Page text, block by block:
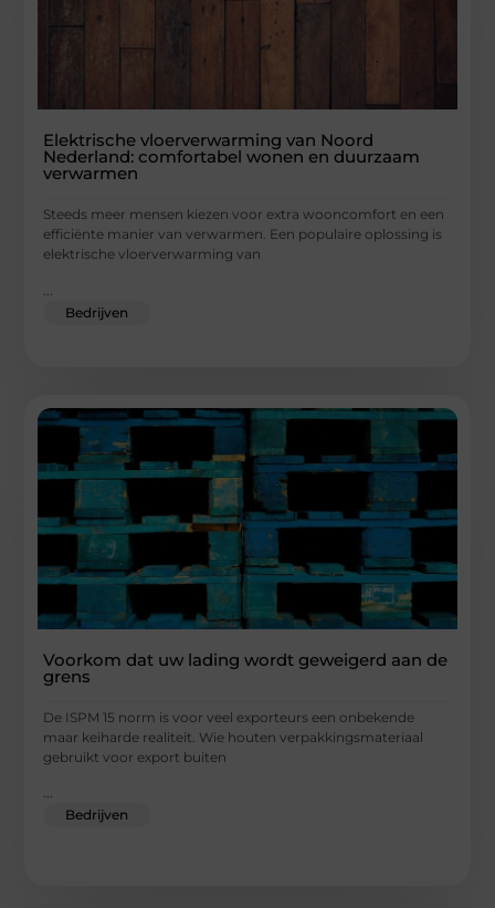
Elektrische vloerverwarming van Noord
Nederland: comfortabel wonen en duurzaam
verwarmen
Steeds meer mensen kiezen voor extra wooncomfort en een
efficiënte manier van verwarmen. Een populaire oplossing is
elektrische vloerverwarming van
Bedrijven
Voorkom dat uw lading wordt geweigerd aan de
grens
De ISPM 15 norm is voor veel exporteurs een onbekende
maar keiharde realiteit. Wie houten verpakkingsmateriaal
gebruikt voor export buiten
...
Bedrijven